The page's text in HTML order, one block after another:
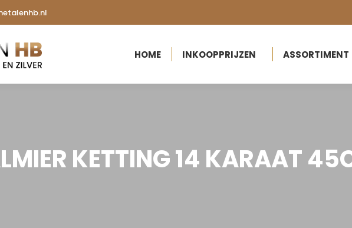
HOME INKOOPPRIJZEN ASSORTIMENT
KETTING 14 KARAAT